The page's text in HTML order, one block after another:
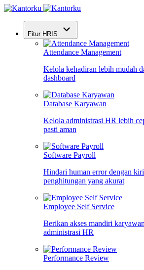
Fitur HRIS
Attendance Management
Kelola kehadiran lebih mudah
dashboard
Database Karyawan
Kelola administrasi HR lebih
pasti aman
Software Payroll
Hindari human error dengan
penghitungan yang akurat
Employee Self Service
Berikan akses mandiri
administrasi HR
Performance Review